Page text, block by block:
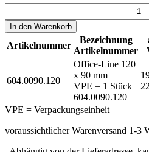
In den Warenkorb
Artikelnummer
Bezeichnung
Artikelnummer
604.0090.120
Office-Line 120
x 90 mm
VPE = 1 Stück
604.0090.120
VPE = Verpackungseinheit
voraussichtlicher Warenversand 1-3